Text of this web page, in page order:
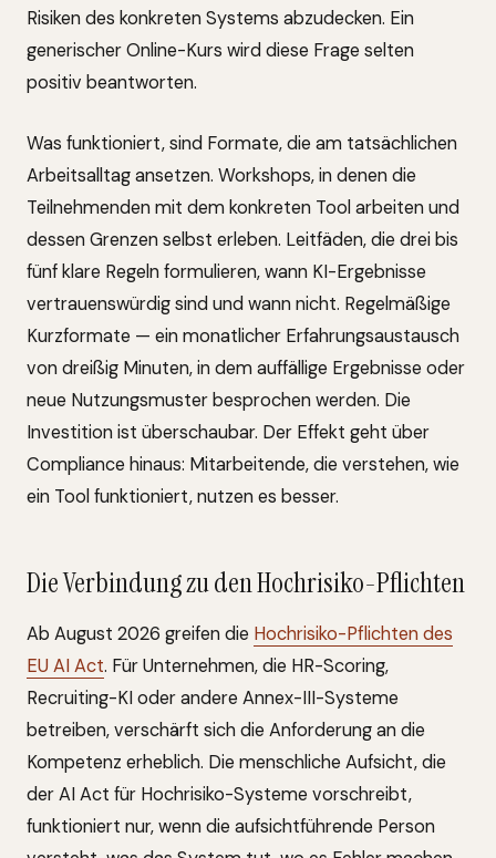
Risiken des konkreten Systems abzudecken. Ein
generischer Online-Kurs wird diese Frage selten
positiv beantworten.
Was funktioniert, sind Formate, die am tatsächlichen
Arbeitsalltag ansetzen. Workshops, in denen die
Teilnehmenden mit dem konkreten Tool arbeiten und
dessen Grenzen selbst erleben. Leitfäden, die drei bis
fünf klare Regeln formulieren, wann KI-Ergebnisse
vertrauenswürdig sind und wann nicht. Regelmäßige
Kurzformate — ein monatlicher Erfahrungsaustausch
von dreißig Minuten, in dem auffällige Ergebnisse oder
neue Nutzungsmuster besprochen werden. Die
Investition ist überschaubar. Der Effekt geht über
Compliance hinaus: Mitarbeitende, die verstehen, wie
ein Tool funktioniert, nutzen es besser.
Die Verbindung zu den Hochrisiko-Pflichten
Ab August 2026 greifen die Hochrisiko-Pflichten des
EU AI Act. Für Unternehmen, die HR-Scoring,
Recruiting-KI oder andere Annex-III-Systeme
betreiben, verschärft sich die Anforderung an die
Kompetenz erheblich. Die menschliche Aufsicht, die
der AI Act für Hochrisiko-Systeme vorschreibt,
funktioniert nur, wenn die aufsichtführende Person